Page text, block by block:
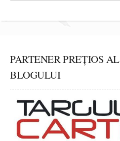
PARTENER PREȚIOS AL
BLOGULUI